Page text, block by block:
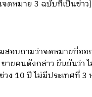
จดหมาย 3 ฉบับที่เป็นข่าว]
อบถามว่าจดหมายที่ออ
ชายคนดังกล่าว ยืนยันว่า
วง 10 ปี ไม่มีประเทศที่